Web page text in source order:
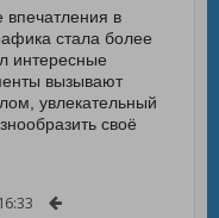
впечатления в
стала более
интересные
вызывают
увлекательный
своё